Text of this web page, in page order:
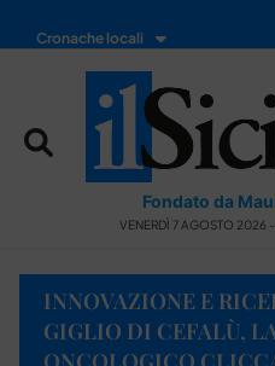
Cronache locali
Fondato da
VENERDÌ 7 AGOSTO 2026
INNOVAZIONE E
GIGLIO DI CEFALÙ,